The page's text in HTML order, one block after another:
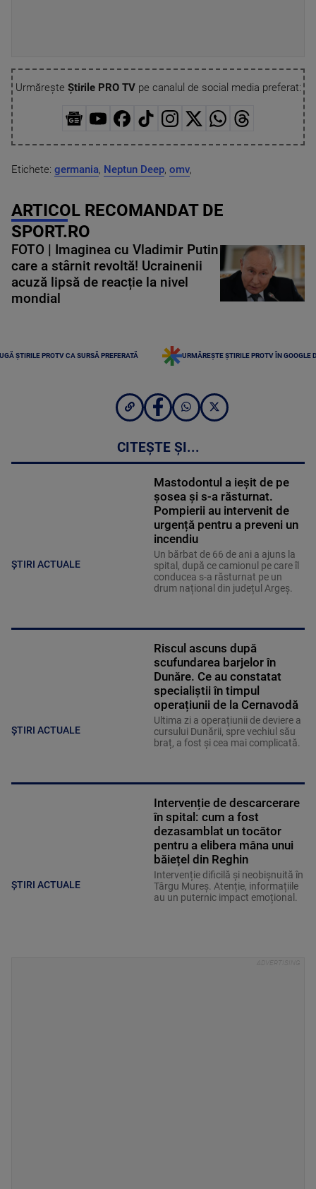
Urmărește Știrile PRO TVpe canalul de social media preferat:
Etichete: germania, Neptun Deep, omv,
ARTICOL RECOMANDAT DE
SPORT.RO
FOTO | Imaginea cu Vladimir Putin
care a stârnit revoltă! Ucrainenii
acuză lipsă de reacție la nivel
mondial
ȘTIRILE PROTV CA SURSĂ PREFERATĂ URMĂREȘTE ȘTIRILE PROTV ÎN GOOGLE
CITEȘTE ȘI...
ȘTIRI ACTUALE
Mastodontul a ieșit de pe
șosea și s-a răsturnat.
Pompierii au intervenit de
urgență pentru a preveni un
incendiu
Un bărbat de 66 de ani a ajuns la
spital, după ce camionul pe care îl
conducea s-a răsturnat pe un
drum național din județul Argeș.
ȘTIRI ACTUALE
Riscul ascuns după
scufundarea barjelor în
Dunăre. Ce au constatat
specialiștii în timpul
operațiunii de la Cernavodă
Ultima zi a operațiunii de deviere a
cursului Dunării, spre vechiul său
braț, a fost și cea mai complicată.
ȘTIRI ACTUALE
Intervenție de descarcerare
în spital: cum a fost
dezasamblat un tocător
pentru a elibera mâna unui
băiețel din Reghin
Intervenție dificilă și neobișnuită în
Târgu Mureș. Atenție, informațiile
au un puternic impact emoțional.